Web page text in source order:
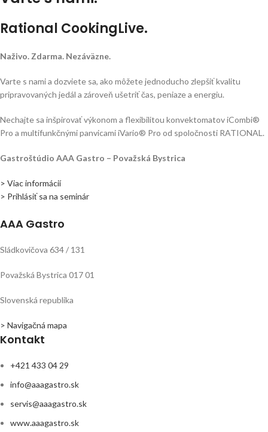
Rational CookingLive​.
Naživo. Zdarma. Nezáväzne.
Varte s nami a dozviete sa, ako môžete jednoducho zlepšiť kvalitu
pripravovaných jedál a zároveň ušetriť čas, peniaze a energiu.
Nechajte sa inšpirovať výkonom a flexibilitou konvektomatov iCombi®
Pro a multifunkčnými panvicami iVario® Pro od spoločnosti RATIONAL.
Gastroštúdio AAA Gastro – Považská Bystrica
> Viac informácií
> Prihlásiť sa na seminár
AAA Gastro
Sládkovičova 634 / 131
Považská Bystrica 017 01
Slovenská republika
> Navigačná mapa
Kontakt
+421 433 04 29
info@aaagastro.sk
servis@aaagastro.sk
www.aaagastro.sk